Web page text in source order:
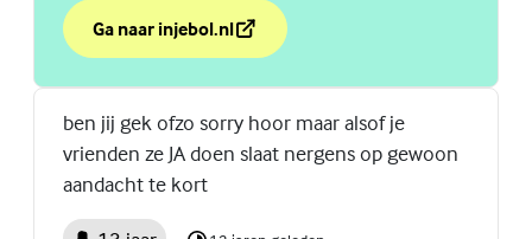
Ga naar injebol.nl
over Beter in je vel met 'In je bol'
(Externe link)
ben jij gek ofzo sorry hoor maar alsof je
vrienden ze JA doen slaat nergens op gewoon
aandacht te kort